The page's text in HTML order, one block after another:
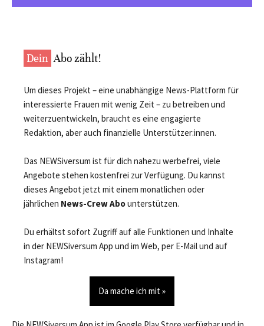
Dein Abo zählt!
Um dieses Projekt – eine unabhängige News-Plattform für
interessierte Frauen mit wenig Zeit – zu betreiben und
weiterzuentwickeln, braucht es eine engagierte
Redaktion, aber auch finanzielle Unterstützer:innen.
Das NEWSiversum ist für dich nahezu werbefrei, viele
Angebote stehen kostenfrei zur Verfügung. Du kannst
dieses Angebot jetzt mit einem monatlichen oder
jährlichen News-Crew Abounterstützen.
Du erhältst sofort Zugriff auf alle Funktionen und Inhalte
in der NEWSiversum App und im Web, per E-Mail und auf
Instagram!
Da mache ich mit »